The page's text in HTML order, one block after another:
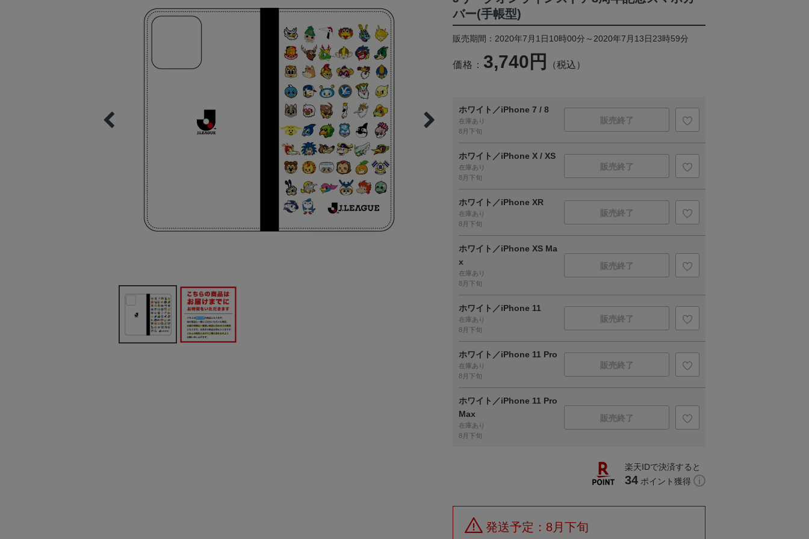
バー(手帳型)
販売期間：2020年7月1日10時00分～2020年7月13日23時59分
価格： 3,740円 （税込）
ホワイト／iPhone 7 / 8
在庫あり
8月下旬
販売終了
ホワイト／iPhone X / XS
在庫あり
8月下旬
販売終了
ホワイト／iPhone XR
在庫あり
8月下旬
販売終了
ホワイト／iPhone XS Ma
x
在庫あり
8月下旬
販売終了
ホワイト／iPhone 11
在庫あり
8月下旬
販売終了
ホワイト／iPhone 11 Pro
在庫あり
8月下旬
販売終了
ホワイト／iPhone 11 Pro
Max
在庫あり
8月下旬
販売終了
楽天IDで決済すると
34 ポイント獲得
発送予定：8月下旬